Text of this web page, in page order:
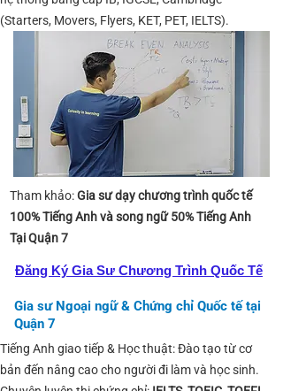
(Starters, Movers, Flyers, KET, PET, IELTS).
​Tham khảo:Gia sư dạy chương trình quốc tế
100% Tiếng Anh và song ngữ 50% Tiếng Anh
Tại Quận 7
Đăng Ký Gia Sư Chương Trình Quốc Tế
Gia sư Ngoại ngữ & Chứng chỉ Quốc tế tại
Quận 7
Tiếng Anh giao tiếp & Học thuật: Đào tạo từ cơ
bản đến nâng cao cho người đi làm và học sinh.